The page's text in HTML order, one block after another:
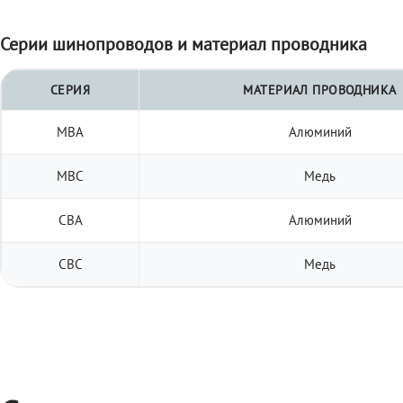
Серии шинопроводов и материал проводника
СЕРИЯ МАТЕРИАЛ ПРОВОДНИКА
МВА Алюминий
МВС Медь
СВА Алюминий
СВС Медь